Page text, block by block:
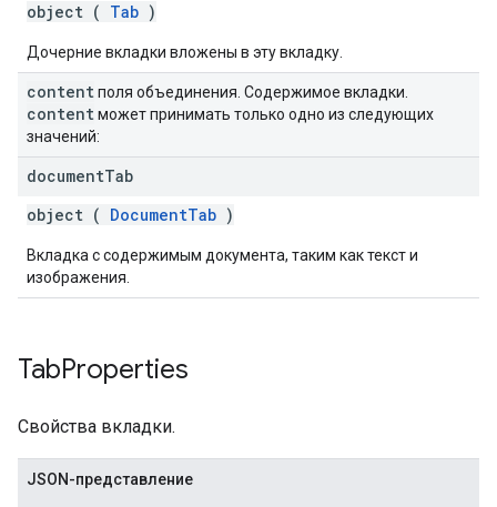
object ( Tab )
Дочерние вкладки вложены в эту вкладку.
contentполя объединения. Содержимое вкладки.
contentможет принимать только одно из следующих
значений:
documentTab
object ( DocumentTab )
Вкладка с содержимым документа, таким как текст и
изображения.
TabProperties
Свойства вкладки.
JSON-представление